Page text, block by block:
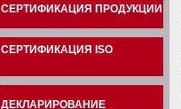
СЕРТИФИКАЦИЯ ПРОДУКЦИИ
СЕРТИФИКАЦИЯ ISO
ДЕКЛАРИРОВАНИЕ